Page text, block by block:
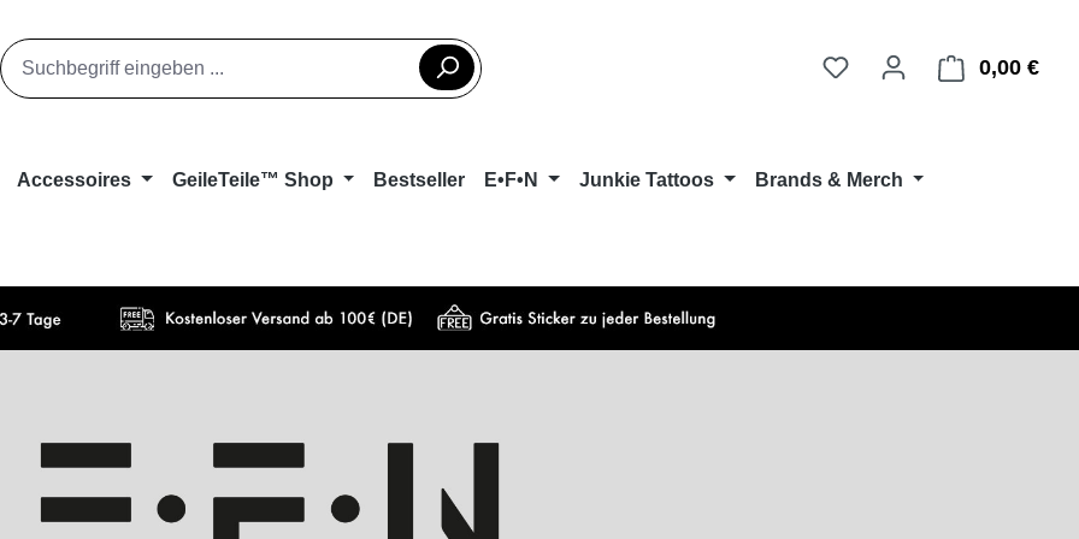
0,00 €
Accessoires GeileTeile™ Shop Bestseller E•F•N Junkie Tattoos Brands & Merch